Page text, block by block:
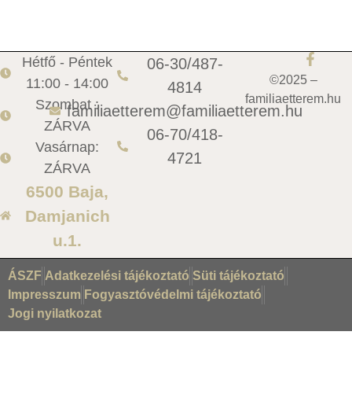
Hétfő - Péntek
11:00 - 14:00
Szombat :
ZÁRVA
Vasárnap:
ZÁRVA
6500 Baja,
Damjanich
u.1.
06-30/487-
4814
familiaetterem@familiaetterem.hu
06-70/418-
4721
©2025 –
familiaetterem.hu
ÁSZF Adatkezelési tájékoztató Süti tájékoztató
Impresszum Fogyasztóvédelmi tájékoztató
Jogi nyilatkozat